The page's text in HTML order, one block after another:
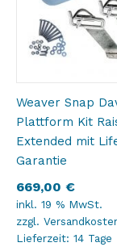
Weaver Snap
Plattform Kit
Extended mit
Garantie
669,00 €
inkl. 19 % MwSt.
zzgl.
Lieferzeit: 14 Tage